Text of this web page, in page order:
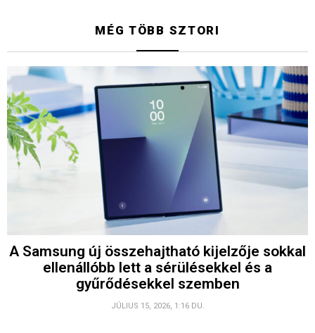
MÉG TÖBB SZTORI
A Samsung új összehajtható kijelzője sokkal
ellenállóbb lett a sérülésekkel és a
gyűrődésekkel szemben
JÚLIUS 15, 2026, 1:16 DU.